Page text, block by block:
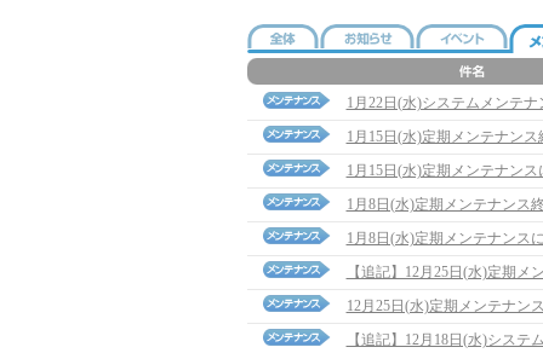
1月22日(水)システムメンテ
1月15日(水)定期メンテナン
1月15日(水)定期メンテナンス
1月8日(水)定期メンテナンス
1月8日(水)定期メンテナンス
【追記】12月25日(水)定期メ
12月25日(水)定期メンテナン
【追記】12月18日(水)システ